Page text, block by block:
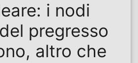
i nodi
pregresso
altro che